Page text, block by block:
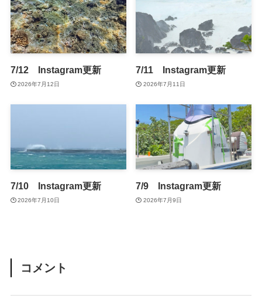
7/12 Instagram更新
2026年7月12日
7/11 Instagram更新
2026年7月11日
7/10 Instagram更新
2026年7月10日
7/9 Instagram更新
2026年7月9日
コメント